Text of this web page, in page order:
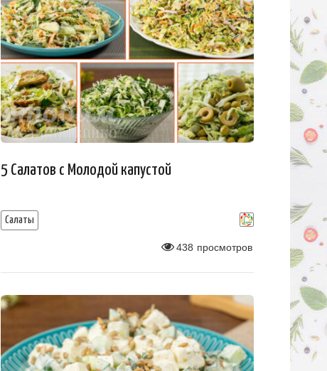
5 Салатов с Молодой капустой
Салаты
438 просмотров